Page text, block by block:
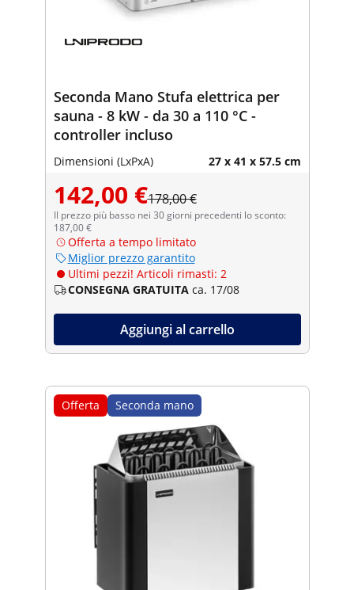
Seconda Mano Stufa elettrica per
sauna - 8 kW - da 30 a 110 °C -
controller incluso
Dimensioni (LxPxA) 27 x 41 x 57.5 cm
142,00 €178,00 €
Il prezzo più basso nei 30 giorni precedenti lo sconto:
187,00 €
Offerta a tempo limitato
Miglior prezzo garantito
Ultimi pezzi! Articoli rimasti: 2
CONSEGNA GRATUITA ca. 17/08
Aggiungi al carrello
Offerta Seconda mano